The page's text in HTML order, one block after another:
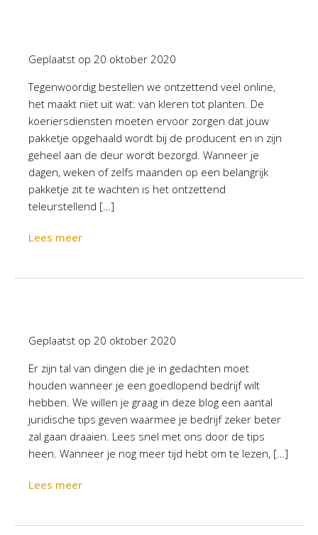
Geplaatst op 20 oktober 2020
Tegenwoordig bestellen we ontzettend veel online,
het maakt niet uit wat: van kleren tot planten. De
koeriersdiensten moeten ervoor zorgen dat jouw
pakketje opgehaald wordt bij de producent en in zijn
geheel aan de deur wordt bezorgd. Wanneer je
dagen, weken of zelfs maanden op een belangrijk
pakketje zit te wachten is het ontzettend
teleurstellend […]
Lees meer
Geplaatst op 20 oktober 2020
Er zijn tal van dingen die je in gedachten moet
houden wanneer je een goedlopend bedrijf wilt
hebben. We willen je graag in deze blog een aantal
juridische tips geven waarmee je bedrijf zeker beter
zal gaan draaien. Lees snel met ons door de tips
heen. Wanneer je nog meer tijd hebt om te lezen, […]
Lees meer